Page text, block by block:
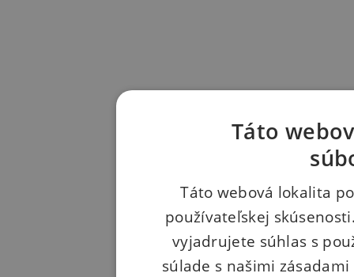
Táto
Táto webová lokalita
používateľskej
vyjadrujete súhlas s
súlade s našimi